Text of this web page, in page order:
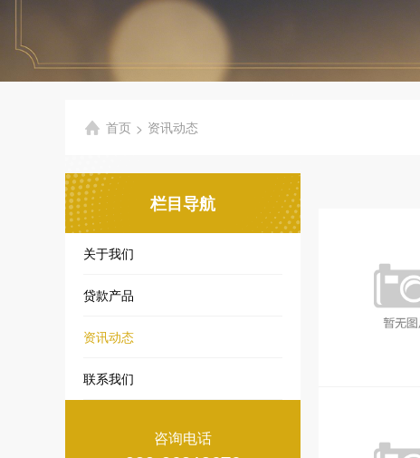
首页 > 资讯动态
栏目导航
关于我们
贷款产品
资讯动态
联系我们
咨询电话